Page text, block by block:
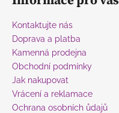
Kontaktujte nás
Doprava a platba
Kamenná prodejna
Obchodní podmínky
Jak nakupovat
Vrácení a reklamace
Ochrana osobních ůdajů